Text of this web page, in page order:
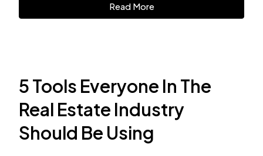
Read More
5 Tools Everyone In The
Real Estate Industry
Should Be Using